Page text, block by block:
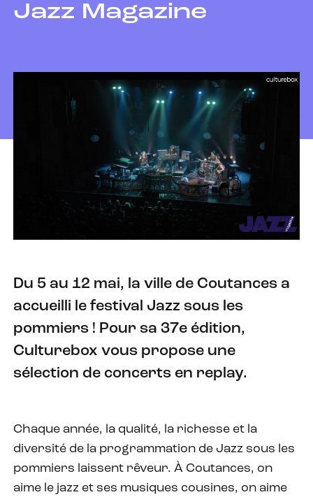
Jazz Magazine
Du 5 au 12 mai, la ville de Coutances a
accueilli le festival Jazz sous les
pommiers ! Pour sa 37e édition,
Culturebox vous propose une
sélection de concerts en replay.
Chaque année, la qualité, la richesse et la
diversité de la programmation de Jazz sous les
pommiers laissent rêveur. À Coutances, on
aime le jazz et ses musiques cousines, on aime